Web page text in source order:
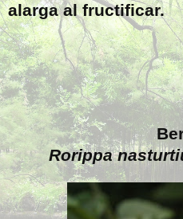
alarga al fructificar.
Rorippa